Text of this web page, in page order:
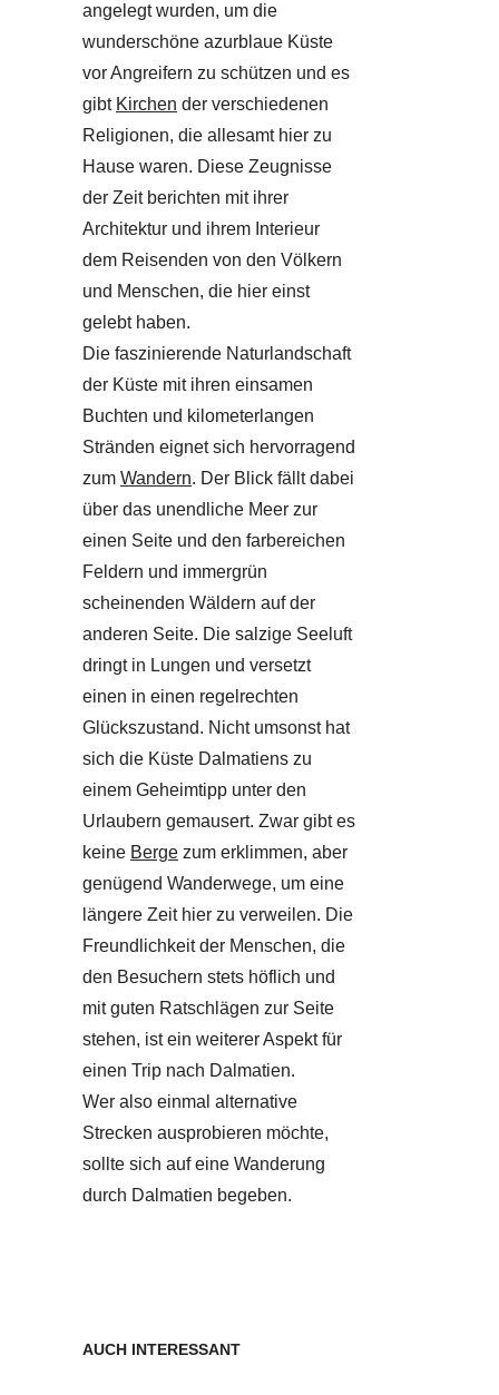
angelegt wurden, um die
wunderschöne azurblaue Küste
vor Angreifern zu schützen und es
gibt Kirchen der verschiedenen
Religionen, die allesamt hier zu
Hause waren. Diese Zeugnisse
der Zeit berichten mit ihrer
Architektur und ihrem Interieur
dem Reisenden von den Völkern
und Menschen, die hier einst
gelebt haben.
Die faszinierende Naturlandschaft
der Küste mit ihren einsamen
Buchten und kilometerlangen
Stränden eignet sich hervorragend
zum Wandern. Der Blick fällt dabei
über das unendliche Meer zur
einen Seite und den farbereichen
Feldern und immergrün
scheinenden Wäldern auf der
anderen Seite. Die salzige Seeluft
dringt in Lungen und versetzt
einen in einen regelrechten
Glückszustand. Nicht umsonst hat
sich die Küste Dalmatiens zu
einem Geheimtipp unter den
Urlaubern gemausert. Zwar gibt es
keine Berge zum erklimmen, aber
genügend Wanderwege, um eine
längere Zeit hier zu verweilen. Die
Freundlichkeit der Menschen, die
den Besuchern stets höflich und
mit guten Ratschlägen zur Seite
stehen, ist ein weiterer Aspekt für
einen Trip nach Dalmatien.
Wer also einmal alternative
Strecken ausprobieren möchte,
sollte sich auf eine Wanderung
durch Dalmatien begeben.
AUCH INTERESSANT